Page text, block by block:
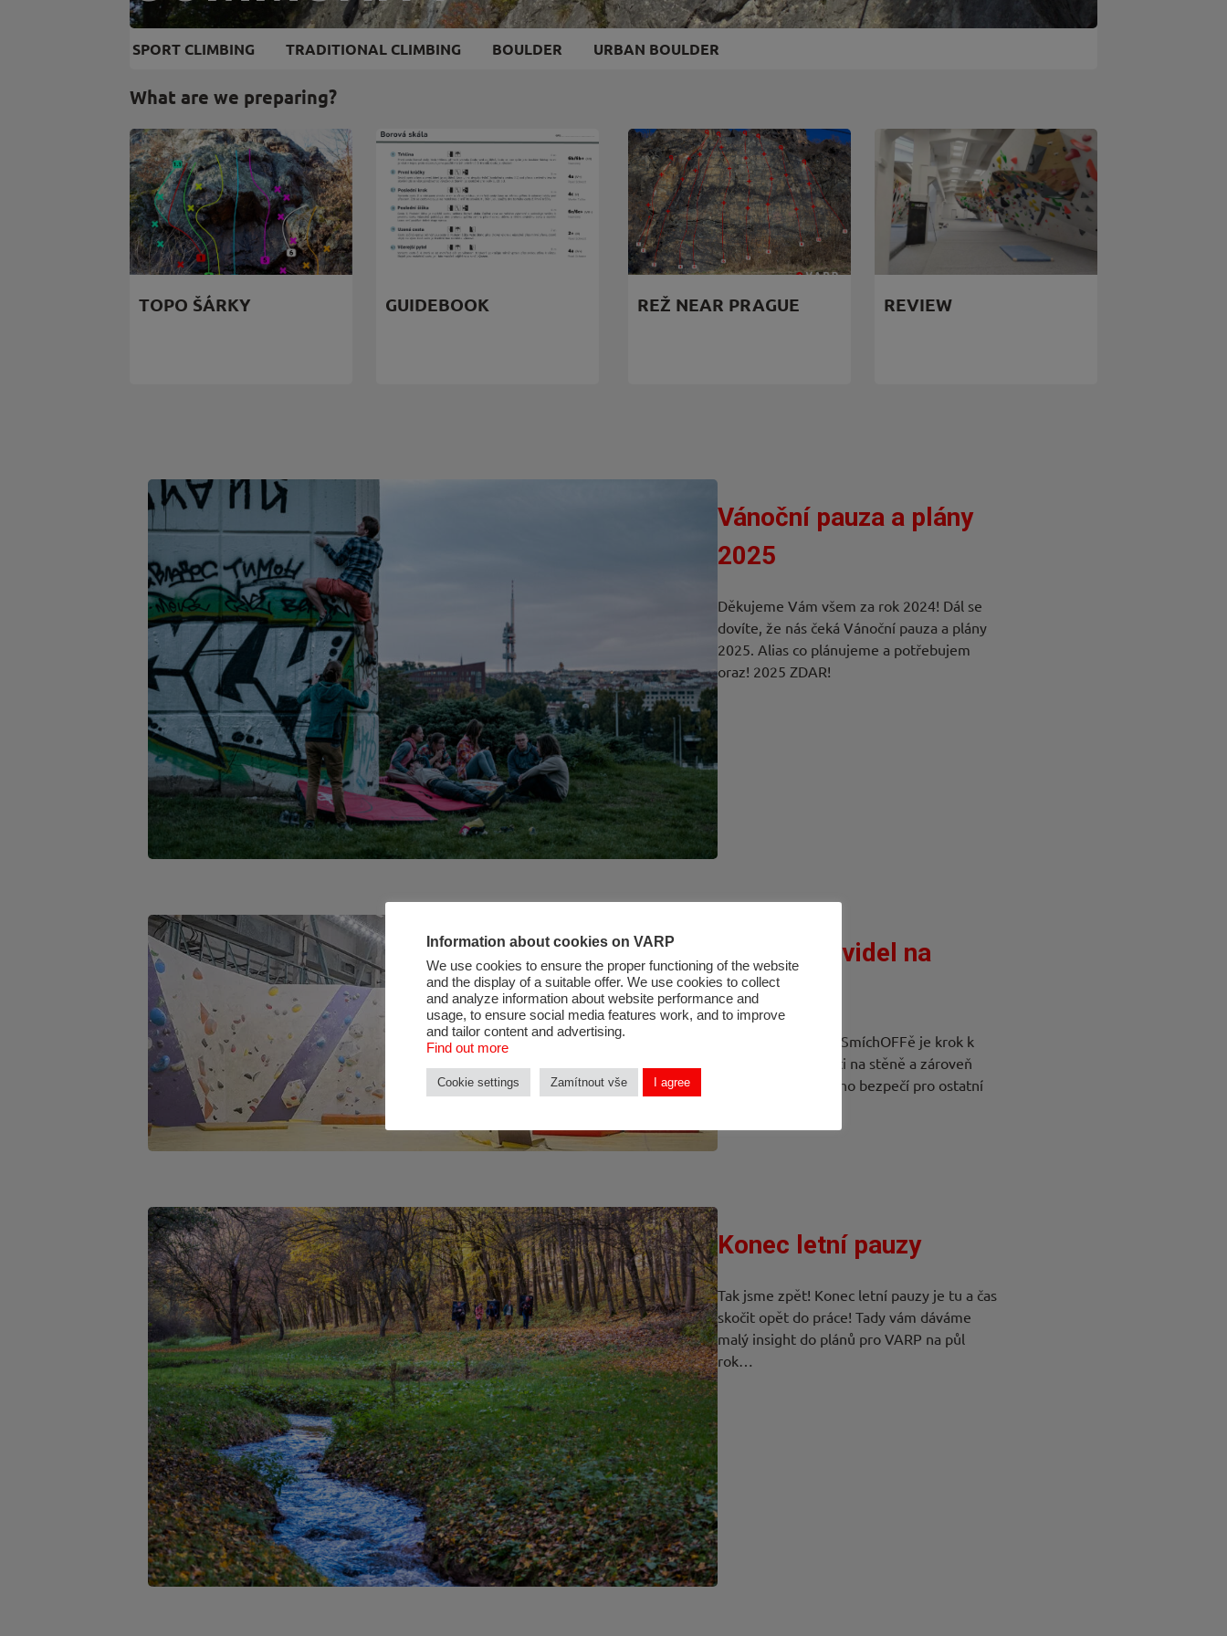
SPORT CLIMBING TRADITIONAL CLIMBING BOULDER URBAN BOULDER
What are we preparing?
TOPO ŠÁRKY GUIDEBOOK REŽ NEAR PRAGUE REVIEW
Vánoční pauza a plány
2025
Děkujeme Vám všem za rok 2024! Dál se
dovíte, že nás čeká Vánoční pauza a plány
2025. Alias co plánujeme a potřebujem
oraz! 2025 ZDAR!
Změna pravidel na
SmíchOFF
Změna pravidel na SmíchOFFě je krok k
zmírnění úrazovosti na stěně a zároveň
zajištění objektivního bezpečí pro ostatní
Konec letní pauzy
Tak jsme zpět! Konec letní pauzy je tu a čas
skočit opět do práce! Tady vám dáváme
malý insight do plánů pro VARP na půl
rok…
Information about cookies on VARP
We use cookies to ensure the proper functioning of the website
and the display of a suitable offer. We use cookies to collect
and analyze information about website performance and
usage, to ensure social media features work, and to improve
and tailor content and advertising.
Find out more
Cookie settings Zamítnout vše I agree